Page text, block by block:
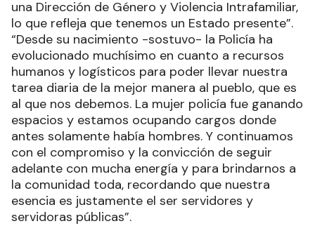
una Dirección de Género y Violencia Intrafamiliar,
lo que refleja que tenemos un Estado presente”.
“Desde su nacimiento -sostuvo- la Policía ha
evolucionado muchísimo en cuanto a recursos
humanos y logísticos para poder llevar nuestra
tarea diaria de la mejor manera al pueblo, que es
al que nos debemos. La mujer policía fue ganando
espacios y estamos ocupando cargos donde
antes solamente había hombres. Y continuamos
con el compromiso y la convicción de seguir
adelante con mucha energía y para brindarnos a
la comunidad toda, recordando que nuestra
esencia es justamente el ser servidores y
servidoras públicas”.